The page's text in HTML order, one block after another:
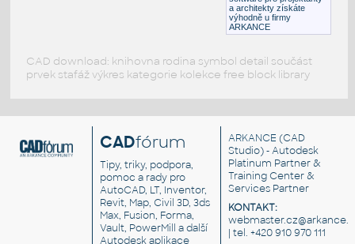
a architekty získáte
výhodně u firmy
ARKANCE
CAD download: knihovna rodina symbol detail součást
prvek stafáž výkres kategorie kolekce free block library
CADfórum
Tipy, triky, podpora,
pomoc a rady pro
AutoCAD, LT, Inventor,
Revit, Map, Civil 3D, 3ds
Max, Fusion, Forma,
Vault, PowerMill a další
Autodesk aplikace
ARKANCE (CAD
Studio) - Autodesk
Platinum Partner &
Training Center &
Services Partner
KONTAKT:
| tel. +420 910 970 111